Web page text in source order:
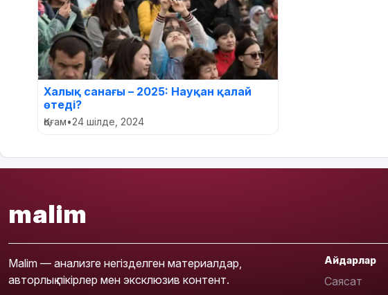
Халық санағы – 2025: Науқан қалай
өтеді?
Қоғам•24 шілде, 2024
malim
Malim — анализге негізделген материалдар,
авторлық пікірлер мен эксклюзив контент.
Айдарлар
Саясат